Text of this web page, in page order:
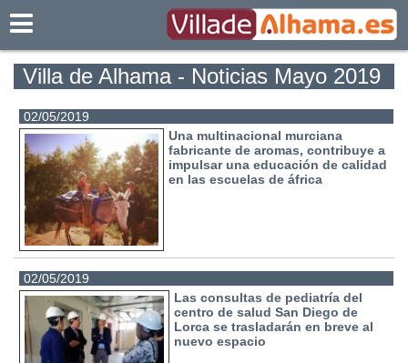
Villa de Alhama - Noticias Mayo 2019
02/05/2019
Una multinacional murciana
fabricante de aromas, contribuye a
impulsar una educación de calidad
en las escuelas de áfrica
02/05/2019
Las consultas de pediatría del
centro de salud San Diego de
Lorca se trasladarán en breve al
nuevo espacio